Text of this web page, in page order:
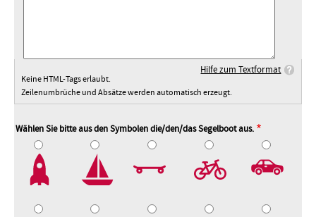
Hilfe zum Textformat
Keine HTML-Tags erlaubt.
Zeilenumbrüche und Absätze werden automatisch erzeugt.
Wählen Sie bitte aus den Symbolen die/den/das Segelboot aus.